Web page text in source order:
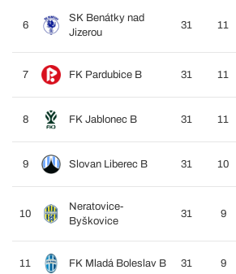
6
SK Benátky nad
Jizerou
31 11
7 FK Pardubice B 31 11
8 FK Jablonec B 31 11
9 Slovan Liberec B 31 10
10
Neratovice-
Byškovice
31 9
11 FK Mladá Boleslav B 31 9